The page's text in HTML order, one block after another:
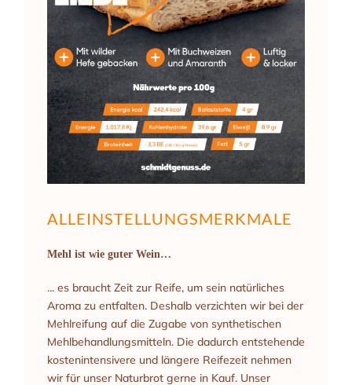
ALLEINSTELLUNGSMERKMALE
Mehl ist wie guter Wein…
... es braucht Zeit zur Reife, um sein natürliches
Aroma zu entfalten. Deshalb verzichten wir bei der
Mehlreifung auf die Zugabe von synthetischen
Mehlbehandlungsmitteln. Die dadurch entstehende
kostenintensivere und längere Reifezeit nehmen
wir für unser Naturbrot gerne in Kauf. Unser